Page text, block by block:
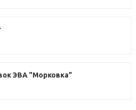
ЭВА "Морковка"